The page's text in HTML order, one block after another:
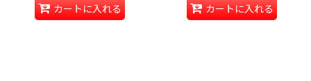
カートに入れる カートに入れる